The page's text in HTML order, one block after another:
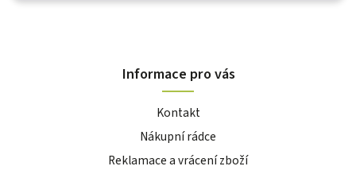
Informace pro vás
Kontakt
Nákupní rádce
Reklamace a vrácení zboží